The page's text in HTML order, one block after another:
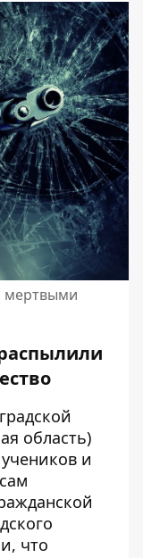
мертвыми
область)
и
что